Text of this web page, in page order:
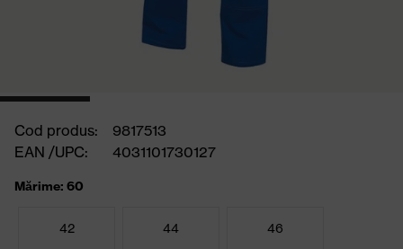
Cod produs:
9817513
EAN /UPC:
4031101730127
Mărime: 60
42 44 46